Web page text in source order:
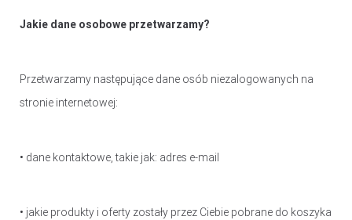
Jakie dane osobowe przetwarzamy?
Przetwarzamy następujące dane osób niezalogowanych na
stronie internetowej:
• dane kontaktowe, takie jak: adres e-mail
• jakie produkty i oferty zostały przez Ciebie pobrane do koszyka